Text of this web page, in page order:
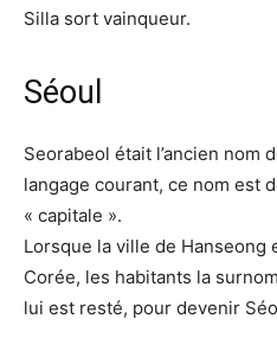
Silla sort vainqueur.
Séoul
Seorabeol était l’ancien nom
langage courant, ce nom est
« capitale ».
Lorsque la ville de Hanseong
Corée, les habitants la
lui est resté, pour devenir